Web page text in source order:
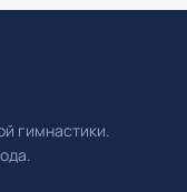
гимнастики.